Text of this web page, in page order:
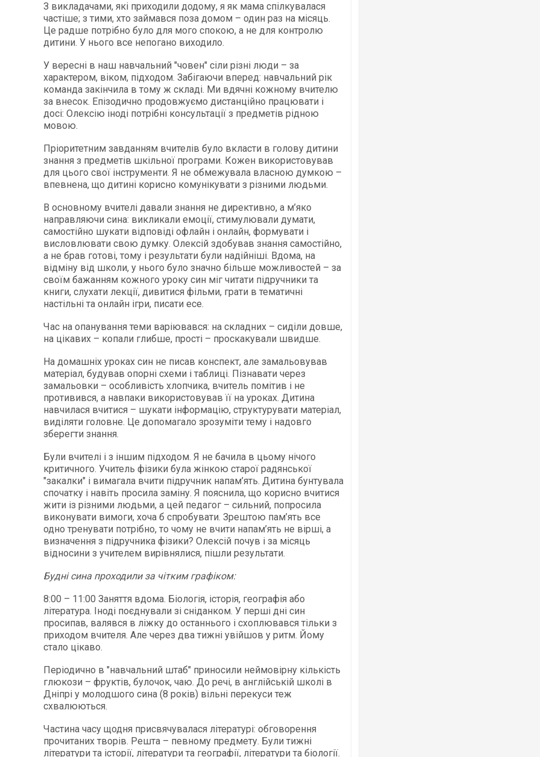
З викладачами, які приходили додому, я як мама спілкувалася
частіше; з тими, хто займався поза домом – один раз на місяць.
Це радше потрібно було для мого спокою, а не для контролю
дитини. У нього все непогано виходило.
У вересні в наш навчальний "човен" сіли різні люди – за
характером, віком, підходом. Забігаючи вперед: навчальний рік
команда закінчила в тому ж складі. Ми вдячні кожному вчителю
за внесок. Епізодично продовжуємо дистанційно працювати і
досі: Олексію іноді потрібні консультації з предметів рідною
мовою.
Пріоритетним завданням вчителів було вкласти в голову дитини
знання з предметів шкільної програми. Кожен використовував
для цього свої інструменти. Я не обмежувала власною думкою –
впевнена, що дитині корисно комунікувати з різними людьми.
В основному вчителі давали знання не директивно, а м’яко
направляючи сина: викликали емоції, стимулювали думати,
самостійно шукати відповіді офлайн і онлайн, формувати і
висловлювати свою думку. Олексій здобував знання самостійно,
а не брав готові, тому і результати були надійніші. Вдома, на
відміну від школи, у нього було значно більше можливостей – за
своїм бажанням кожного уроку син міг читати підручники та
книги, слухати лекції, дивитися фільми, грати в тематичні
настільні та онлайн ігри, писати есе.
Час на опанування теми варіювався: на складних – сиділи довше,
на цікавих – копали глибше, прості – проскакували швидше.
На домашніх уроках син не писав конспект, але замальовував
матеріал, будував опорні схеми і таблиці. Пізнавати через
замальовки – особливість хлопчика, вчитель помітив і не
противився, а навпаки використовував її на уроках. Дитина
навчилася вчитися – шукати інформацію, структурувати матеріал,
виділяти головне. Це допомагало зрозуміти тему і надовго
зберегти знання.
Були вчителі і з іншим підходом. Я не бачила в цьому нічого
критичного. Учитель фізики була жінкою старої радянської
"закалки" і вимагала вчити підручник напам’ять. Дитина бунтувала
спочатку і навіть просила заміну. Я пояснила, що корисно вчитися
жити із різними людьми, а цей педагог – сильний, попросила
виконувати вимоги, хоча б спробувати. Зрештою пам’ять все
одно тренувати потрібно, то чому не вчити напам’ять не вірші, а
визначення з підручника фізики? Олексій почув і за місяць
відносини з учителем вирівнялися, пішли результати.
Будні сина проходили за чітким графіком:
8:00 – 11:00 Заняття вдома. Біологія, історія, географія або
література. Іноді поєднували зі сніданком. У перші дні син
просипав, валявся в ліжку до останнього і схоплювався тільки з
приходом вчителя. Але через два тижні увійшов у ритм. Йому
стало цікаво.
Періодично в "навчальний штаб" приносили неймовірну кількість
глюкози – фруктів, булочок, чаю. До речі, в англійській школі в
Дніпрі у молодшого сина (8 років) вільні перекуси теж
схвалюються.
Частина часу щодня присвячувалася літературі: обговорення
прочитаних творів. Решта – певному предмету. Були тижні
літератури та історії, літератури та географії, літератури та біології.